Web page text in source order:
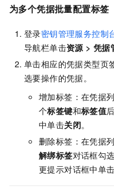
为多个凭据批量配置标签
登录密钥管理服务控制
导航栏单击资源 >凭据
单击相应的凭据类型页
选要操作的凭据。
增加标签：在凭据
个标签键和标签值
中单击关闭。
删除标签：在凭据
解绑标签对话框勾
更提示对话框中单击